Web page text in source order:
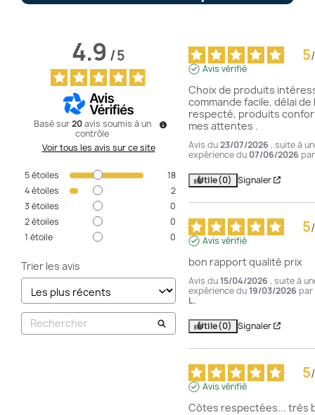
4.9/5
Basé sur20 avis soumis à un
contrôle
Voir tous les avis sur ce site
5étoiles
18
4étoiles
2
3 étoiles
0
2étoiles
0
1 étoile 0
Trier les avis
5/
Avis vérifié
Choix de produits
commande facile, délai de
respecté, produits
mes attentes .
Avis du23/07/2026 , suite à
expérience du 07/06/2026
Utile(0) Signaler
5/
Avis vérifié
bon rapport qualité prix
Avis du15/04/2026 , suite à
expérience du19/03/2026 par
L.
Utile(0) Signaler
5/
Avis vérifié
Côtes respectées... très